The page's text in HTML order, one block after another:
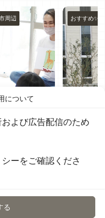
について
よび広告配信のため
ーをご確認くださ
る
川市周辺
美容
お邪魔しま
つもブログをご
とうございます
したが、今回は
情報です 最新情
おすす
ら放
ば１月
ちらから*